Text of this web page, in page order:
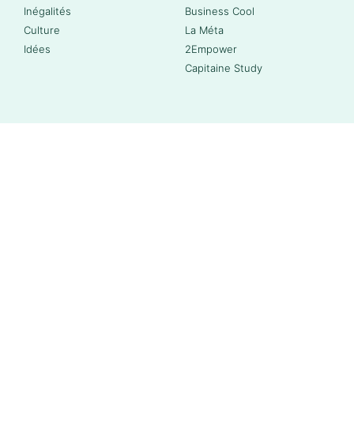
Inégalités
Culture
Idées
Business Cool
La Méta
2Empower
Capitaine Study